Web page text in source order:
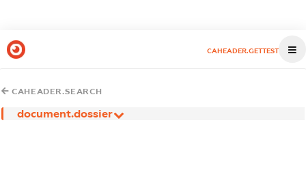
CAHEADER.GETTEST
CAHEADER.SEARCH
document.dossier